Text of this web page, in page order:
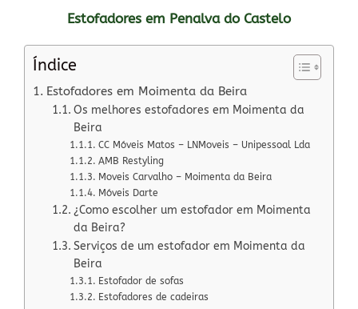
Estofadores em Penalva do Castelo
Índice
Estofadores em Moimenta da Beira
Os melhores estofadores em Moimenta da
Beira
CC Móveis Matos – LNMoveis – Unipessoal Lda
AMB Restyling
Moveis Carvalho – Moimenta da Beira
Móveis Darte
¿Como escolher um estofador em Moimenta
da Beira?
Serviços de um estofador em Moimenta da
Beira
Estofador de sofas
Estofadores de cadeiras